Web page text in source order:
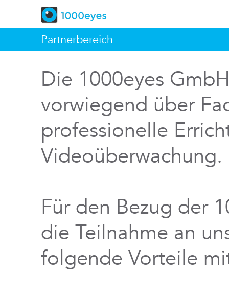
Partnerbereich
Die 1000eyes
vorwiegend über
professionelle
Videoüberwachung.
Für den Bezug der
die Teilnahme an
folgende Vorteile